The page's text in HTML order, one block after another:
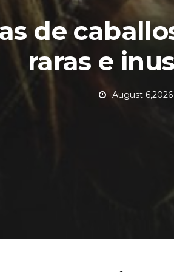
de
raras e
August 6,2026